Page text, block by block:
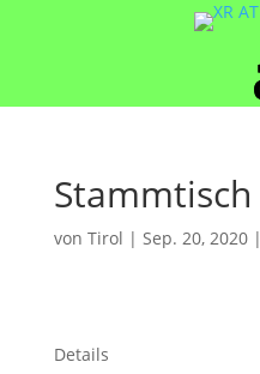
Stammtisch
von Tirol | Sep. 20, 2020|
Details